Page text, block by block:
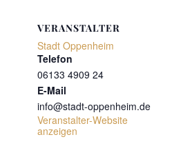
VERANSTALTER
Stadt Oppenheim
Telefon
06133 4909 24
E-Mail
info@stadt-oppenheim.de
Veranstalter-Website
anzeigen